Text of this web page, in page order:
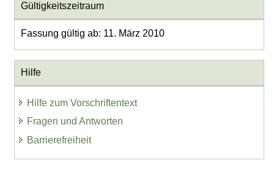
Gültigkeitszeitraum
Fassung gültig ab: 11. März 2010
Hilfe
Hilfe zum Vorschriftentext
Fragen und Antworten
Barrierefreiheit